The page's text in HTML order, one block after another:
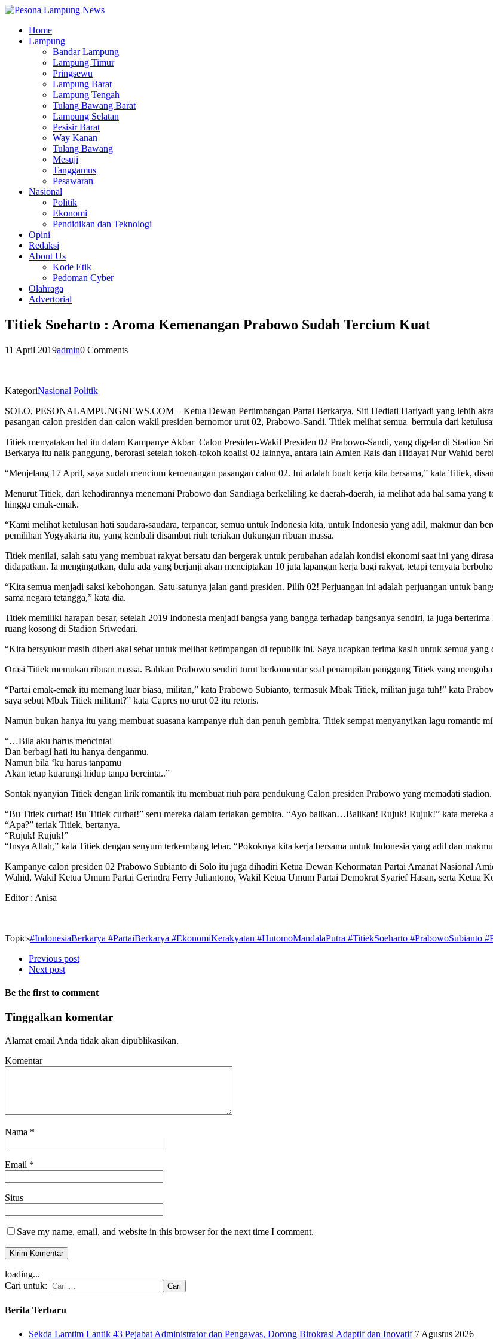
Home
Lampung
Bandar Lampung
Lampung Timur
Pringsewu
Lampung Barat
Lampung Tengah
Tulang Bawang Barat
Lampung Selatan
Pesisir Barat
Way Kanan
Tulang Bawang
Mesuji
Tanggamus
Pesawaran
Nasional
Politik
Ekonomi
Pendidikan dan Teknologi
Opini
Redaksi
About Us
Kode Etik
Pedoman Cyber
Olahraga
Advertorial
Titiek Soeharto : Aroma Kemenangan Prabowo Sudah Tercium Kuat
11 April 2019admin0 Comments
KategoriNasional Politik
SOLO, PESONALAMPUNGNEWS.COM – Ketua Dewan Pertimbangan Partai Berkarya, Siti Hediati Hariyadi yang lebih
pasangan calon presiden dan calon wakil presiden bernomor urut 02, Prabowo-Sandi. Titiek melihat semua bermula dari
Titiek menyatakan hal itu dalam Kampanye Akbar Calon Presiden-Wakil Presiden 02 Prabowo-Sandi, yang digelar di Stadion
Berkarya itu naik panggung, berorasi setelah tokoh-tokoh koalisi 02 lainnya, antara lain Amien Rais dan Hidayat Nur Wahid
“Menjelang 17 April, saya sudah mencium kemenangan pasangan calon 02. Ini adalah buah kerja kita bersama,” kata Titiek,
Menurut Titiek, dari kehadirannya menemani Prabowo dan Sandiaga berkeliling ke daerah-daerah, ia melihat ada hal sama
hingga emak-emak.
“Kami melihat ketulusan hati saudara-saudara, terpancar, semua untuk Indonesia kita, untuk Indonesia yang adil, makmur dan
pemilihan Yogyakarta itu, yang kembali disambut riuh teriakan dukungan ribuan massa.
Titiek menilai, salah satu yang membuat rakyat bersatu dan bergerak untuk perubahan adalah kondisi ekonomi saat ini yang
didapatkan. Ia mengingatkan, dulu ada yang berjanji akan menciptakan 10 juta lapangan kerja bagi rakyat, tetapi ternyata
“Kita semua menjadi saksi kebohongan. Satu-satunya jalan ganti presiden. Pilih 02! Perjuangan ini adalah perjuangan untuk
sama negara tetangga,” kata dia.
Titiek memiliki harapan besar, setelah 2019 Indonesia menjadi bangsa yang bangga terhadap bangsanya sendiri, ia juga
ruang kosong di Stadion Sriwedari.
“Kita bersyukur masih diberi akal sehat untuk melihat ketimpangan di republik ini. Saya ucapkan terima kasih untuk semua yang
Orasi Titiek memukau ribuan massa. Bahkan Prabowo sendiri turut berkomentar soal penampilan panggung Titiek yang
“Partai emak-emak itu memang luar biasa, militan,” kata Prabowo Subianto, termasuk Mbak Titiek, militan juga tuh!” kata
saya sebut Mbak Titiek militant?” kata Capres no urut 02 itu retoris.
Namun bukan hanya itu yang membuat suasana kampanye riuh dan penuh gembira. Titiek sempat menyanyikan lagu romantic
“…Bila aku harus mencintai
Dan berbagi hati itu hanya denganmu.
Namun bila ‘ku harus tanpamu
Akan tetap kuarungi hidup tanpa bercinta..”
Sontak nyanyian Titiek dengan lirik romantik itu membuat riuh para pendukung Calon presiden Prabowo yang memadati stadion.
“Bu Titiek curhat! Bu Titiek curhat!” seru mereka dalam teriakan gembira. “Ayo balikan…Balikan! Rujuk! Rujuk!” kata mereka
“Apa?” teriak Titiek, bertanya.
“Rujuk! Rujuk!”
“Insya Allah,” kata Titiek dengan senyum terkembang lebar. “Pokoknya kita kerja bersama untuk Indonesia yang adil dan
Kampanye calon presiden 02 Prabowo Subianto di Solo itu juga dihadiri Ketua Dewan Kehormatan Partai Amanat Nasional
Wahid, Wakil Ketua Umum Partai Gerindra Ferry Juliantono, Wakil Ketua Umum Partai Demokrat Syarief Hasan, serta Ketua
Editor : Anisa
Topics#IndonesiaBerkarya #PartaiBerkarya #EkonomiKerakyatan #HutomoMandalaPutra #TitiekSoeharto #PrabowoSubianto
Previous post
Next post
Be the first to comment
Tinggalkan komentar
Alamat email Anda tidak akan dipublikasikan.
Komentar
Nama *
Email *
Situs
Save my name, email, and website in this browser for the next time I comment.
loading...
Cari untuk:
Berita Terbaru
Sekda Lamtim Lantik 43 Pejabat Administrator dan Pengawas, Dorong Birokrasi Adaptif dan Inovatif 7 Agustus 2026